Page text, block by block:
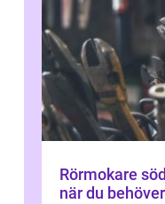
Rörmokare
när du